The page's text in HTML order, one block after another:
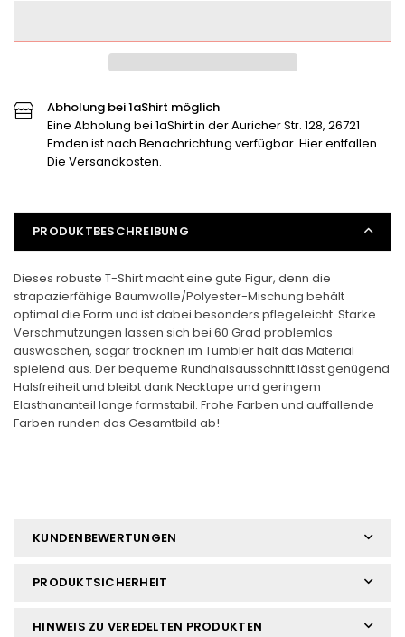
T-
T-
Abholung bei 1aShirt möglich
Eine Abholung bei 1aShirt in der Auricher Str. 128, 26721
Emden ist nach Benachrichtung verfügbar. Hier entfallen
Die Versandkosten.
PRODUKTBESCHREIBUNG
Dieses robuste T-Shirt macht eine gute Figur, denn die
strapazierfähige Baumwolle/Polyester-Mischung behält
optimal die Form und ist dabei besonders pflegeleicht. Starke
Verschmutzungen lassen sich bei 60 Grad problemlos
auswaschen, sogar trocknen im Tumbler hält das Material
spielend aus. Der bequeme Rundhalsausschnitt lässt genügend
Halsfreiheit und bleibt dank Necktape und geringem
Elasthananteil lange formstabil. Frohe Farben und auffallende
Farben runden das Gesamtbild ab!
KUNDENBEWERTUNGEN
PRODUKTSICHERHEIT
HINWEIS ZU VEREDELTEN PRODUKTEN